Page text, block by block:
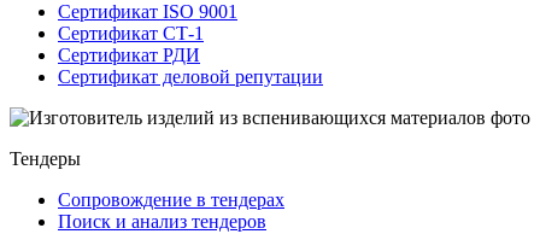
Сертификат ISO 9001
Сертификат СТ-1
Сертификат РДИ
Сертификат деловой репутации
Тендеры
Сопровождение в тендерах
Поиск и анализ тендеров